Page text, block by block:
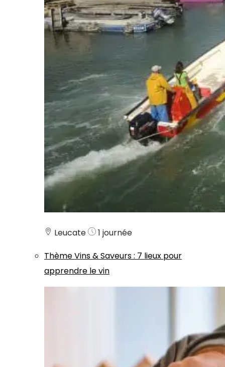
Leucate
1 journée
ThèmeVins & Saveurs: 7 lieux pour
apprendre le vin